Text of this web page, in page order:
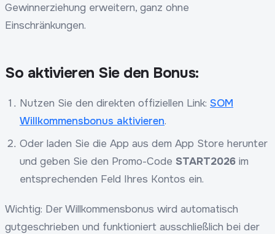
Gewinnerziehung erweitern, ganz ohne
Einschränkungen.
So aktivieren Sie den Bonus:
Nutzen Sie den direkten offiziellen Link: SOM
Willkommensbonus aktivieren.
Oder laden Sie die App aus dem App Store herunter
und geben Sie den Promo-Code START2026 im
entsprechenden Feld Ihres Kontos ein.
Wichtig: Der Willkommensbonus wird automatisch
gutgeschrieben und funktioniert ausschließlich bei der